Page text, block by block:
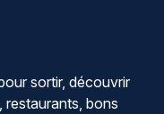
sortir, découvrir
restaurants, bons